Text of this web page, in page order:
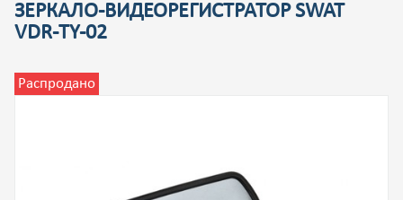
ЗЕРКАЛО-ВИДЕОРЕГИСТРАТОР SWAT
VDR-TY-02
Распродано